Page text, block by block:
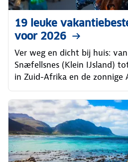
19 leuke
voor 2026
Ver weg en dicht bij huis:
Snæfellsnes (Klein IJsland)
in Zuid-Afrika en de zonnige